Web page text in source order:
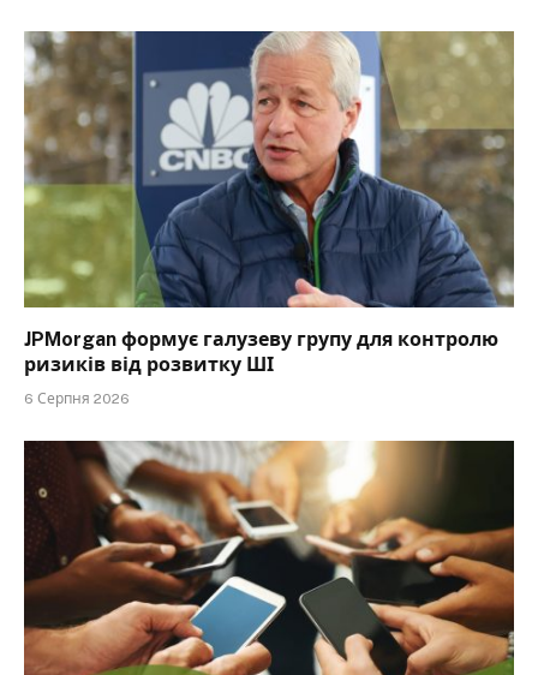
JPMorgan формує галузеву групу для контролю
ризиків від розвитку ШІ
6 Серпня 2026